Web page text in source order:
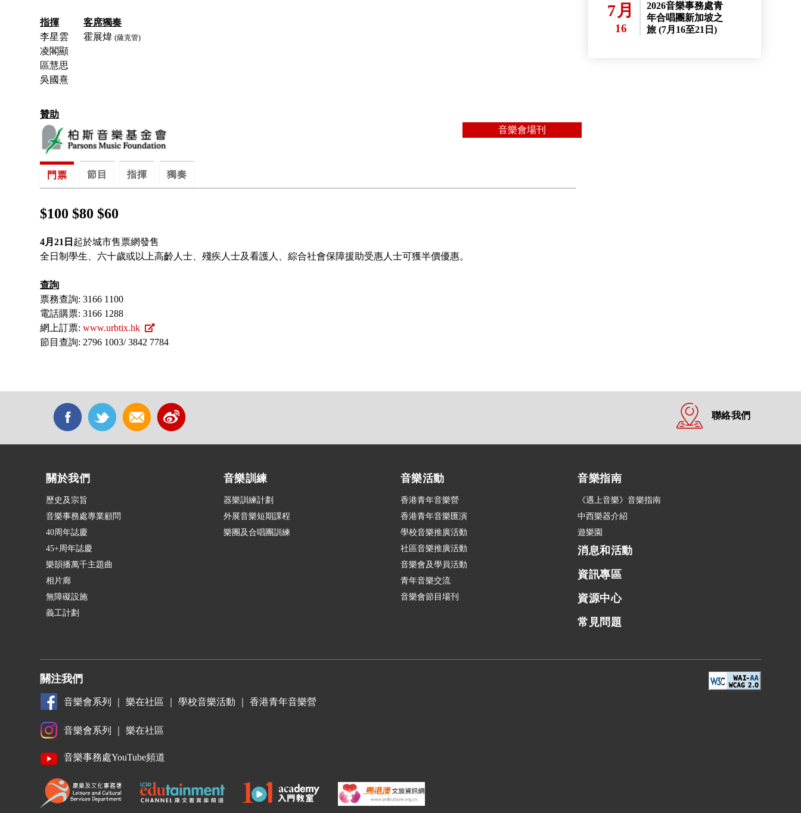
指揮
李星雲
凌閣顯
區慧思
吳國熹
客席獨奏
霍展煒(薩克管)
贊助
音樂會場刊
門票 節目 指揮 獨奏
$100 $80 $60
4月21日 起於城市售票網發售
全日制學生、六十歲或以上高齡人士、殘疾人士及看護人、綜合社會保障援助受惠人士可獲半價優惠。
查詢
票務查詢: 3166 1100
電話購票: 3166 1288
網上訂票:www.urbtix.hk
節目查詢: 2796 1003/ 3842 7784
7月
16
2026音樂事務處青
年合唱團新加坡之
旅 (7月16至21日)
聯絡我們
關於我們
歷史及宗旨
音樂事務處專業顧問
40周年誌慶
45+周年誌慶
樂韻播萬千主題曲
相片廊
無障礙設施
義工計劃
音樂訓練
器樂訓練計劃
外展音樂短期課程
樂團及合唱團訓練
音樂活動
香港青年音樂營
香港青年音樂匯演
學校音樂推廣活動
社區音樂推廣活動
音樂會及學員活動
青年音樂交流
音樂會節目場刊
音樂指南
《遇上音樂》音樂指南
中西樂器介紹
遊樂園
消息和活動
資訊專區
資源中心
常見問題
關注我們
音樂會系列 ｜樂在社區 ｜學校音樂活動 ｜香港青年音樂營
音樂會系列 ｜樂在社區
音樂事務處YouTube頻道